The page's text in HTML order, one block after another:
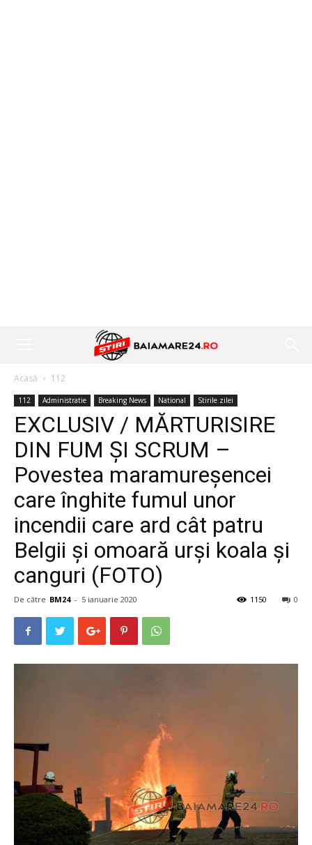
Acasă 112
112 Administratie Breaking News National Stirile zilei
EXCLUSIV / MĂRTURISIRE
DIN FUM ȘI SCRUM –
Povestea maramureșencei
care înghite fumul unor
incendii care ard cât patru
Belgii și omoară urși koala și
canguri (FOTO)
De către BM24 - 5 ianuarie 2020 0
1150